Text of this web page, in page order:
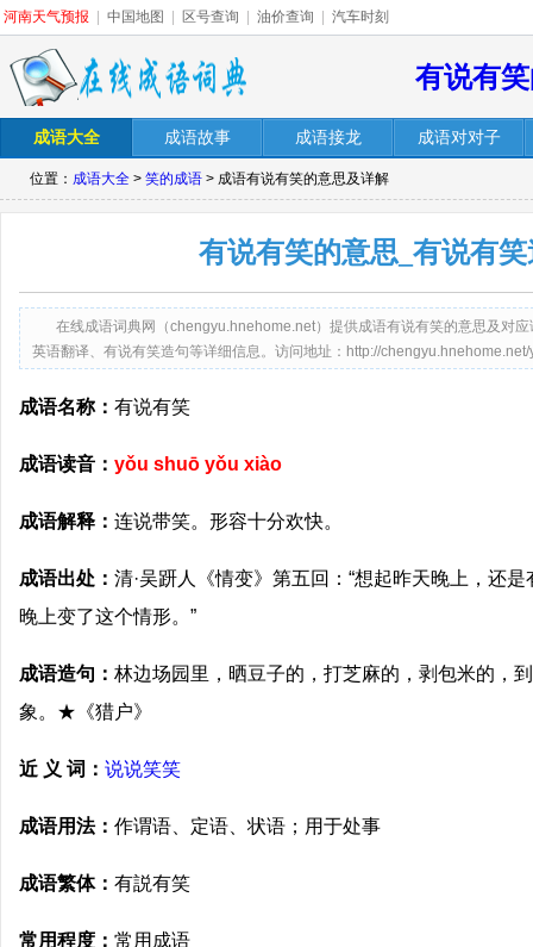
河南天气预报 中国地图 区号查询 油价查询 汽车时刻
有说有
成语大全 成语故事 成语接龙 成语对对子
位置： 成语大全 > 笑的成语 > 成语有说有笑的意思及详解
有说有笑的意思_有说有
在线成语词典网（chengyu.hnehome.net）提供成语有说有笑的意思及对
英语翻译、有说有笑造句等详细信息。访问地址：http://
成语名称： 有说有笑
成语读音： yǒu shuō yǒu xiào
成语解释： 连说带笑。形容十分欢快。
成语出处： 清·吴趼人《情变》第五回：“想起昨天晚上，还
晚上变了这个情形。”
成语造句： 林边场园里，晒豆子的，打芝麻的，剥包米的，
象。★《猎户》
近 义 词： 说说笑笑
成语用法： 作谓语、定语、状语；用于处事
成语繁体： 有説有笑
常用程度： 常用成语